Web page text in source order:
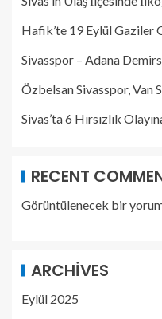
Hafik’te 19 Eylül Gaziler
Sivasspor – Adana
Özbelsan Sivasspor, Van
Sivas’ta 6 Hırsızlık
RECENT
Görüntülenecek bir
ARCHIVES
Eylül 2025